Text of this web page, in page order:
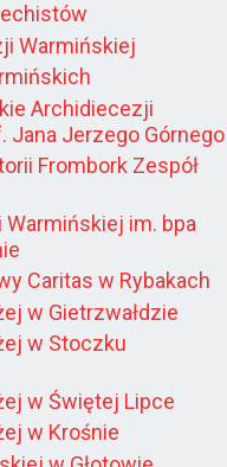
Warmińskiej
Archidiecezji
Jana Jerzego Górnego
Frombork Zespół
im. bpa
Caritas w Rybakach
w Gietrzwałdzie
w Stoczku
w Świętej Lipce
w Krośnie